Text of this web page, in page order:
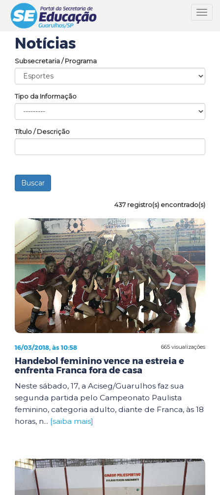
Notícias
Subsecretaria / Programa
Tipo da Informação
Título / Descrição
437 registro(s) encontrado(s)
665 visualizações
16/03/2018, às 10:58
Handebol feminino vence na estreia e
enfrenta Franca fora de casa
Neste sábado, 17, a Aciseg/Guarulhos faz sua
segunda partida pelo Campeonato Paulista
feminino, categoria adulto, diante de Franca, às 18
horas, n... [saiba mais]